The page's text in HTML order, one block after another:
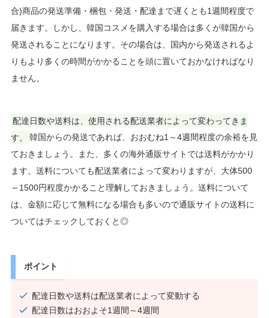
合)商品の発送準備・梱包・発送・配達まで遅くとも1週間程度で
届きます。しかし、韓国コスメを購入する場合は多くが韓国から
発送されることになります。その場合は、国内から発送されるよ
りもより多くの時間がかかることを頭に置いておかなければなり
ません。
配達日数や送料は、使用される配送業者によって変わってきま
す。
韓国からの発送であれば、おおむね1～4週間程度の余裕を見
ておきましょう。また、多くの海外通販サイトでは送料がかかり
ます。送料についても配送業者によって変わりますが、大体500
～1500円程度かかること理解しておきましょう。送料について
は、金額に応じて無料になる場合も多いので通販サイトの送料に
ついてはチェックしておくと◎
ポイント
配達日数や送料は配送業者によって変動する
配達日数はおおよそ1週間～4週間